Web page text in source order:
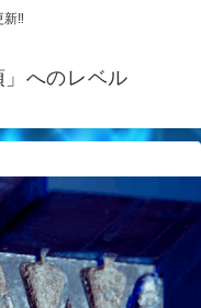
新‼
へのレベル